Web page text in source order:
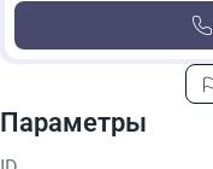
Параметры